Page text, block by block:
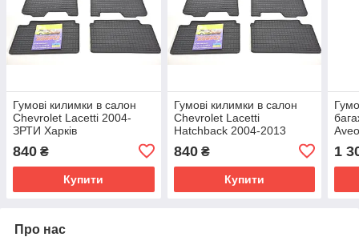
Гумові килимки в салон
Chevrolet Lacetti 2004-
ЗРТИ Харків
840 ₴
Купити
Гумові килимки в салон
Chevrolet Lacetti
Hatchback 2004-2013
840₴
Купити
1
Про нас